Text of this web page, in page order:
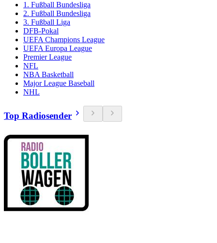
1. Fußball Bundesliga
2. Fußball Bundesliga
3. Fußball Liga
DFB-Pokal
UEFA Champions League
UEFA Europa League
Premier League
NFL
NBA Basketball
Major League Baseball
NHL
Top Radiosender